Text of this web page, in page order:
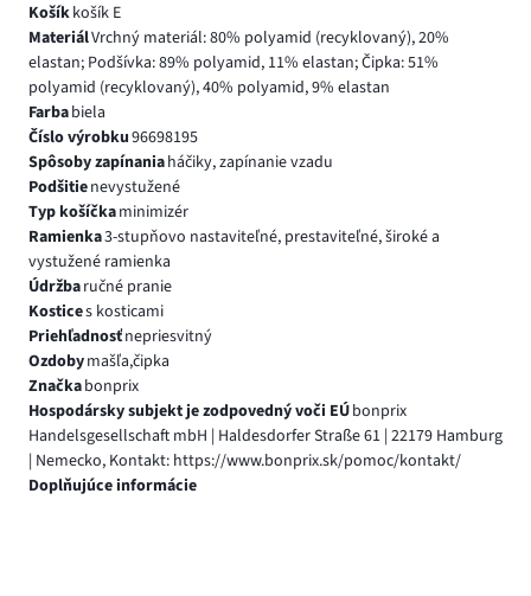
Košíkkošík E
MateriálVrchný materiál: 80% polyamid (recyklovaný), 20%
elastan; Podšívka: 89% polyamid, 11% elastan; Čipka: 51%
polyamid (recyklovaný), 40% polyamid, 9% elastan
Farbabiela
Číslo výrobku96698195
Spôsoby zapínaniaháčiky, zapínanie vzadu
Podšitienevystužené
Typ košíčkaminimizér
Ramienka3-stupňovo nastaviteľné, prestaviteľné, široké a
vystužené ramienka
Údržbaručné pranie
Kostices kosticami
Priehľadnosťnepriesvitný
Ozdobymašľa,čipka
Značkabonprix
Hospodársky subjekt je zodpovedný voči EÚbonprix
Handelsgesellschaft mbH | Haldesdorfer Straße 61 | 22179 Hamburg
| Nemecko, Kontakt: https://www.bonprix.sk/pomoc/kontakt/
Doplňujúce informácie